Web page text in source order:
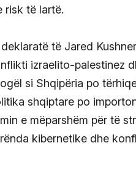
risk të lartë.
të Jared
izraelito-palestinez
si Shqipëria po
shqiptare po
e mëparshëm për të
kibernetike dhe